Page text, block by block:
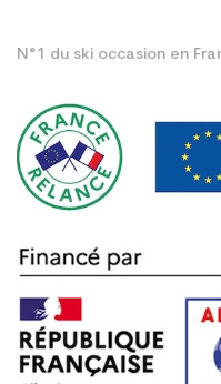
N°1 du ski occasion en